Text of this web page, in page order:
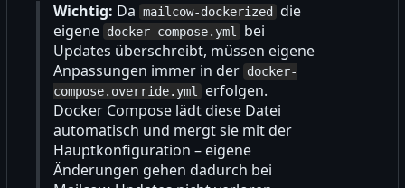
Wichtig: Da mailcow-dockerized
die
eigene docker-compose.yml
bei
Updates überschreibt, müssen eigene
Anpassungen immer in der docker-
compose.override.yml
erfolgen.
Docker Compose lädt diese Datei
automatisch und mergt sie mit der
Hauptkonfiguration – eigene
Änderungen gehen dadurch bei